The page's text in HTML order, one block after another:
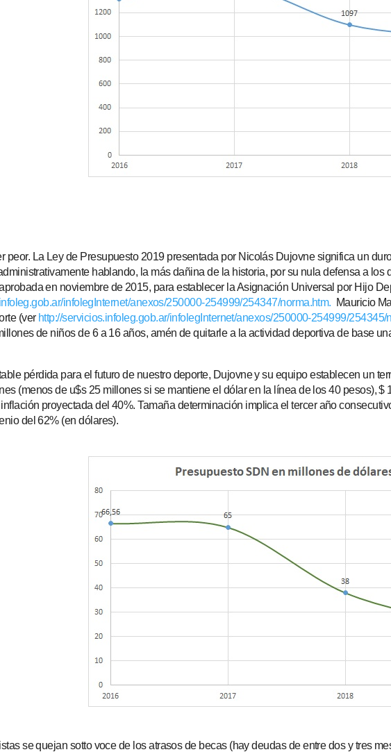
peor. La Ley de Presupuesto 2019 presentada por Nicolás Dujovne significa un
hablando, la más dañina de la historia, por su nula defensa a
en noviembre de 2015, para establecer la Asignación Universal por Hijo
infolegInternet/anexos/250000-254999/254347/norma.htm. Mauricio
(ver http://servicios.infoleg.gob.ar/infolegInternet/anexos/250000-254999/254345/
de niños de 6 a 16 años, amén de quitarle a la actividad deportiva de base
pérdida para el futuro de nuestro deporte, Dujovne y su equipo establecen un
(menos de u$s 25 millones si se mantiene el dólar en la línea de los 40 pesos),
proyectada del 40%. Tamaña determinación implica el tercer año
del 62% (en dólares).
se quejan sotto voce de los atrasos de becas (hay deudas de entre dos y tres